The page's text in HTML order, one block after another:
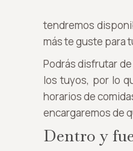
tendremos
más te guste para
Podrás disfrutar
los tuyos, por lo
horarios de
encargaremos de
Dentro y